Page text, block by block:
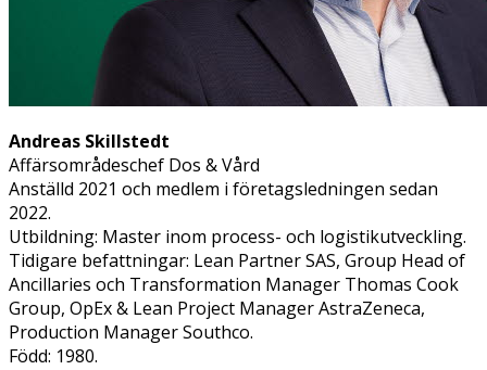
Andreas Skillstedt
Affärsområdeschef Dos & Vård​
Anställd 2021 och medlem i företagsledningen sedan
2022.
Utbildning: Master inom process- och logistikutveckling.
Tidigare befattningar: Lean Partner SAS, Group Head of
Ancillaries och Transformation Manager Thomas Cook
Group, OpEx & Lean Project Manager AstraZeneca,
Production Manager Southco.
Född: 1980.